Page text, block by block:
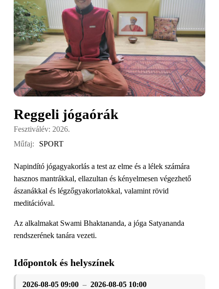
Reggeli jógaórák
Fesztiválév: 2026.
Műfaj:
SPORT
Napindító jógagyakorlás a test az elme és a lélek számára
hasznos mantrákkal, ellazultan és kényelmesen végezhető
ászanákkal és légzőgyakorlatokkal, valamint rövid
meditációval.
Az alkalmakat Swami Bhaktananda, a jóga Satyananda
rendszerének tanára vezeti.
Időpontok és helyszínek
2026-08-05 09:00 – 2026-08-05 10:00